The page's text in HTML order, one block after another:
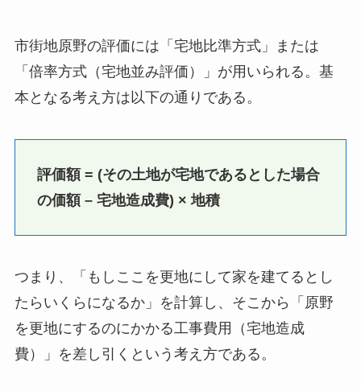
市街地原野の評価には「宅地比準方式」または
「倍率方式（宅地並み評価）」が用いられる。基
本となる考え方は以下の通りである。
評価額 = (その土地が宅地であるとした場合
の価額 – 宅地造成費) × 地積
つまり、「もしここを更地にして家を建てるとし
たらいくらになるか」を計算し、そこから「原野
を更地にするのにかかる工事費用（宅地造成
費）」を差し引くという考え方である。